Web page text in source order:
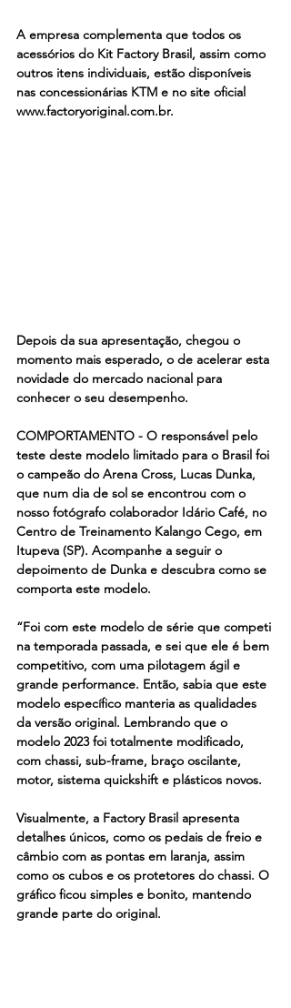
A empresa complementa que todos os
acessórios do Kit Factory Brasil, assim como
outros itens individuais, estão disponíveis
nas concessionárias KTM e no site oficial
www.factoryoriginal.com.br.
Depois da sua apresentação, chegou o
momento mais esperado, o de acelerar esta
novidade do mercado nacional para
conhecer o seu desempenho.
COMPORTAMENTO - O responsável pelo
teste deste modelo limitado para o Brasil foi
o campeão do Arena Cross, Lucas Dunka,
que num dia de sol se encontrou com o
nosso fotógrafo colaborador Idário Café, no
Centro de Treinamento Kalango Cego, em
Itupeva (SP). Acompanhe a seguir o
depoimento de Dunka e descubra como se
comporta este modelo.
“Foi com este modelo de série que competi
na temporada passada, e sei que ele é bem
competitivo, com uma pilotagem ágil e
grande performance. Então, sabia que este
modelo específico manteria as qualidades
da versão original. Lembrando que o
modelo 2023 foi totalmente modificado,
com chassi, sub-frame, braço oscilante,
motor, sistema quickshift e plásticos novos.
Visualmente, a Factory Brasil apresenta
detalhes únicos, como os pedais de freio e
câmbio com as pontas em laranja, assim
como os cubos e os protetores do chassi. O
gráfico ficou simples e bonito, mantendo
grande parte do original.